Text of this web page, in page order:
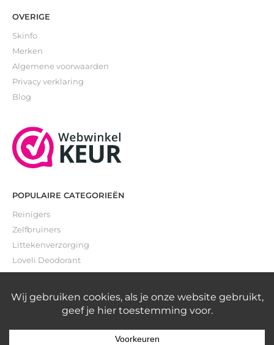
OVERIGE
Skinfo
Merken
Algemene voorwaarden
Privacy verklaring
Blog
POPULAIRE CATEGORIEËN
Reinigers
Zelfbruiners
Littekenverzorging
Loveli Deodorant